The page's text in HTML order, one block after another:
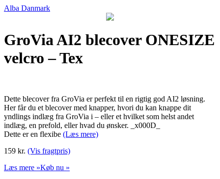
Alba Danmark
GroVia AI2 blecover ONESIZE
velcro – Tex
Dette blecover fra GroVia er perfekt til en rigtig god AI2 løsning.
Her får du et blecover med knapper, hvori du kan knappe dit
yndlings indlæg fra GroVia i – eller et hvilket som helst andet
indlæg, en prefold, eller hvad du ønsker. _x000D_
Dette er en flexibe (Læs mere)
159 kr. (Vis fragtpris)
Læs mere »Køb nu »